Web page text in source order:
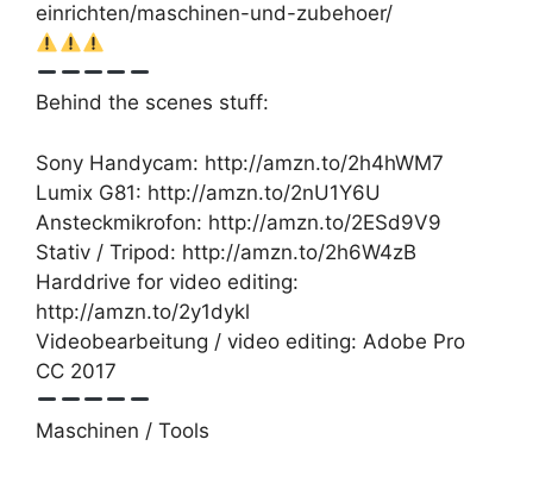
einrichten/maschinen-und-zubehoer/
Behind the scenes stuff:
Sony Handycam: http://amzn.to/2h4hWM7
Lumix G81: http://amzn.to/2nU1Y6U
Ansteckmikrofon: http://amzn.to/2ESd9V9
Stativ / Tripod: http://amzn.to/2h6W4zB
Harddrive for video editing:
http://amzn.to/2y1dykl
Videobearbeitung / video editing: Adobe Pro
CC 2017
Maschinen / Tools